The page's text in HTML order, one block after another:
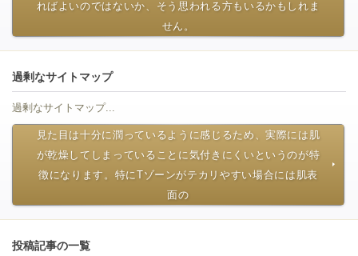
ればよいのではないか、そう思われる方もいるかもしれま
せん。
過剰なサイトマップ
過剰なサイトマップ...
見た目は十分に潤っているように感じるため、実際には肌
が乾燥してしまっていることに気付きにくいというのが特
徴になります。特にTゾーンがテカリやすい場合には肌表
面の
投稿記事の一覧